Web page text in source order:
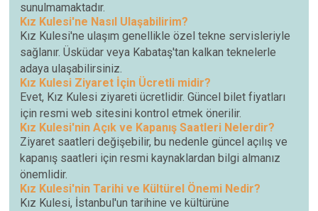
sunulmamaktadır.
Kız Kulesi'ne Nasıl Ulaşabilirim?
Kız Kulesi'ne ulaşım genellikle özel tekne servisleriyle
sağlanır. Üsküdar veya Kabataş'tan kalkan teknelerle
adaya ulaşabilirsiniz.
Kız Kulesi Ziyaret İçin Ücretli midir?
Evet, Kız Kulesi ziyareti ücretlidir. Güncel bilet fiyatları
için resmi web sitesini kontrol etmek önerilir.
Kız Kulesi'nin Açık ve Kapanış Saatleri Nelerdir?
Ziyaret saatleri değişebilir, bu nedenle güncel açılış ve
kapanış saatleri için resmi kaynaklardan bilgi almanız
önemlidir.
Kız Kulesi'nin Tarihi ve Kültürel Önemi Nedir?
Kız Kulesi, İstanbul'un tarihine ve kültürüne